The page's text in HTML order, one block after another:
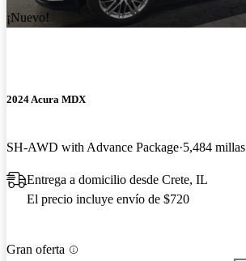
¡Nuevo!
2024 Acura MDX
SH-AWD with Advance Package 5,484 millas
Entrega a domicilio desde Crete, IL
El precio incluye envío de $720
Gran oferta